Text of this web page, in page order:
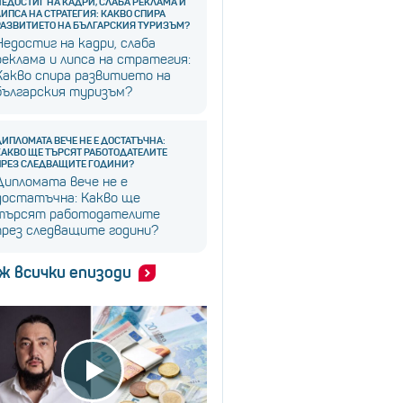
НА СТРАТЕГИЯ: КАКВО СПИРА
НА БЪЛГАРСКИЯ ТУРИЗЪМ?
на кадри, слаба
и липса на стратегия:
спира развитието на
туризъм?
ВЕЧЕ НЕ Е ДОСТАТЪЧНА:
ЩЕ ТЪРСЯТ РАБОТОДАТЕЛИТЕ
СЛЕДВАЩИТЕ ГОДИНИ?
вече не е
Какво ще
работодателите
следващите години?
всички епизоди